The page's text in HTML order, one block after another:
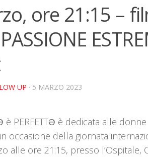
ore 21:15 –
UP · 5 MARZO 2023
è PERFETTƏ è dedicata alle
occasione della giornata
alle ore 21:15, presso l’Ospitale,